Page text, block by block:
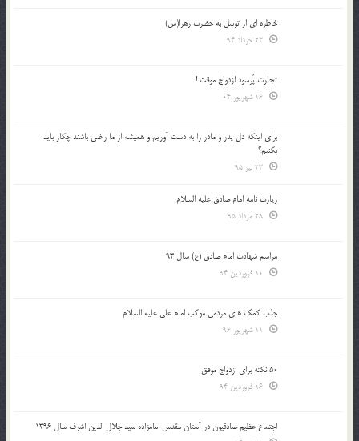
خاطره ای از توسل به حضرت زهرا(س)
تجارت پُرسود ازدواج موقت !
براي اينكه دل پدر و مادر را به دست آوريم و هميشه از ما راضي باشند چكار بايد
بكنيم؟
زیارت نامه امام صادق علیه السلام
مراسم شهادت امام صادق (ع) سال 93
جذب کمک های مردمی موکب امام علی علیه السلام
50 نکته برای ازدواج موفق
اجتماع عظیم صادقیون در آستان مقدس امامزاده سید جلال الدین اشرف سال 1396